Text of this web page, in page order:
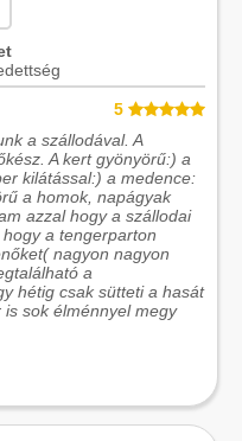
5
a szállodával. A
A kert gyönyörű:) a
kilátással:) a medence:
a homok, napágyak
azzal hogy a szállodai
a tengerparton
nagyon nagyon
a
hétig csak sütteti a hasát
sok élménnyel megy